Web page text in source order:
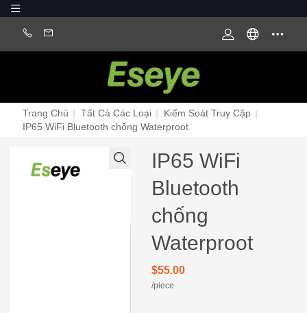
Trang Chủ | Tất Cả Các Loại | Kiểm Soát Truy Cập |
IP65 WiFi Bluetooth chống Waterproot
IP65 WiFi
Bluetooth
chống
Waterproot
$55.00
/piece